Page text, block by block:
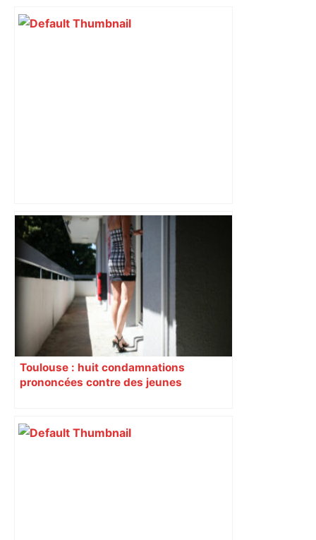
Augustins
« Rien d'inquiétant » pour Guillaume
Restes, le gardien de Toulouse, après
sa sortie à Metz – L'Équipe
Toulouse : huit condamnations
prononcées contre des jeunes